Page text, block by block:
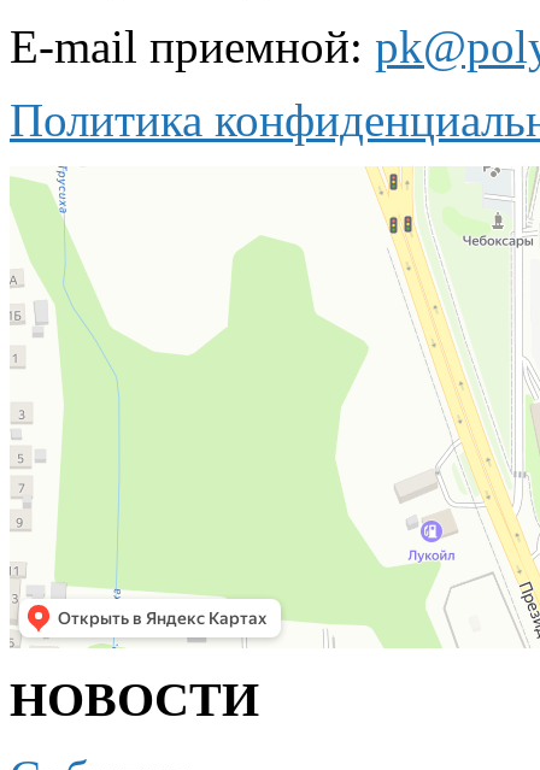
E-mail приемной:
Политика
НОВОСТИ